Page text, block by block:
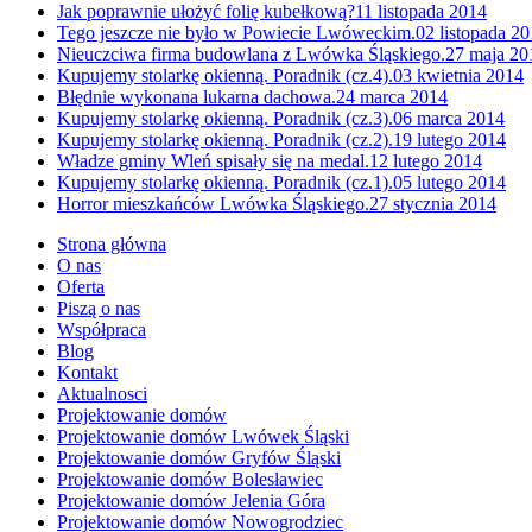
Jak poprawnie ułożyć folię kubełkową?11 listopada 2014
Tego jeszcze nie było w Powiecie Lwóweckim.02 listopada
Nieuczciwa firma budowlana z Lwówka Śląskiego.27 maja
Kupujemy stolarkę okienną. Poradnik (cz.4).03 kwietnia 2014
Błędnie wykonana lukarna dachowa.24 marca 2014
Kupujemy stolarkę okienną. Poradnik (cz.3).06 marca 2014
Kupujemy stolarkę okienną. Poradnik (cz.2).19 lutego 2014
Władze gminy Wleń spisały się na medal.12 lutego 2014
Kupujemy stolarkę okienną. Poradnik (cz.1).05 lutego 2014
Horror mieszkańców Lwówka Śląskiego.27 stycznia 2014
Strona główna
O nas
Oferta
Piszą o nas
Współpraca
Blog
Kontakt
Aktualnosci
Projektowanie domów
Projektowanie domów Lwówek Śląski
Projektowanie domów Gryfów Śląski
Projektowanie domów Bolesławiec
Projektowanie domów Jelenia Góra
Projektowanie domów Nowogrodziec